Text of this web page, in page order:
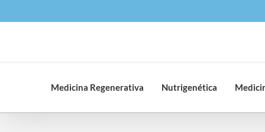
al
Medicina Regenerativa Nutrigenética